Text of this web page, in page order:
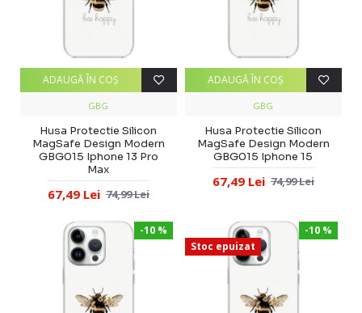
GBG
Husa Protectie Silicon
MagSafe Design Modern
GBG015 Iphone 13 Pro
Max
67,49 Lei 74,99 Lei
ADAUGĂ ÎN COŞ
GBG
Husa Protectie Silicon
MagSafe Design Modern
GBG015 Iphone 15
67,49 Lei 74,99 Lei
ADAUGĂ ÎN COŞ
-10 %
-10 %
Stoc epuizat